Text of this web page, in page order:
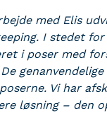
med Elis
I stedet
i poser med
Vi har
løsning – den